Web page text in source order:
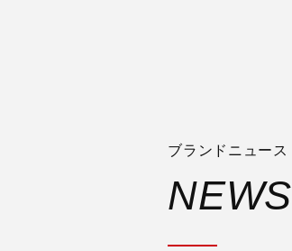
ブランドニュース
NEWS